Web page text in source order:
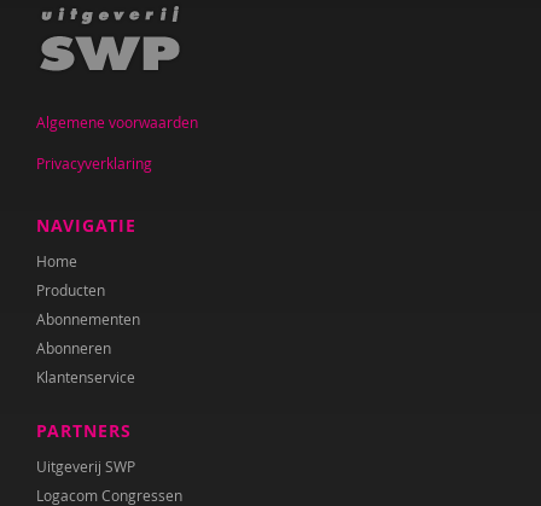
Algemene voorwaarden
Privacyverklaring
NAVIGATIE
Home
Producten
Abonnementen
Abonneren
Klantenservice
PARTNERS
Uitgeverij SWP
Logacom Congressen